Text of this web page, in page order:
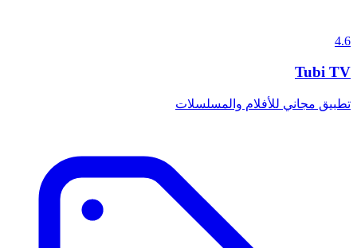
4.6
Tubi TV
تطبيق مجاني للأفلام والمسلسلات